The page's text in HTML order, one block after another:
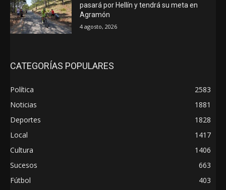
pasará por Hellín y tendrá su meta en
Agramón
4 agosto, 2026
CATEGORÍAS POPULARES
Política
2583
Noticias
1881
Deportes
1828
Local
1417
Cultura
1406
Sucesos
663
Fútbol
403